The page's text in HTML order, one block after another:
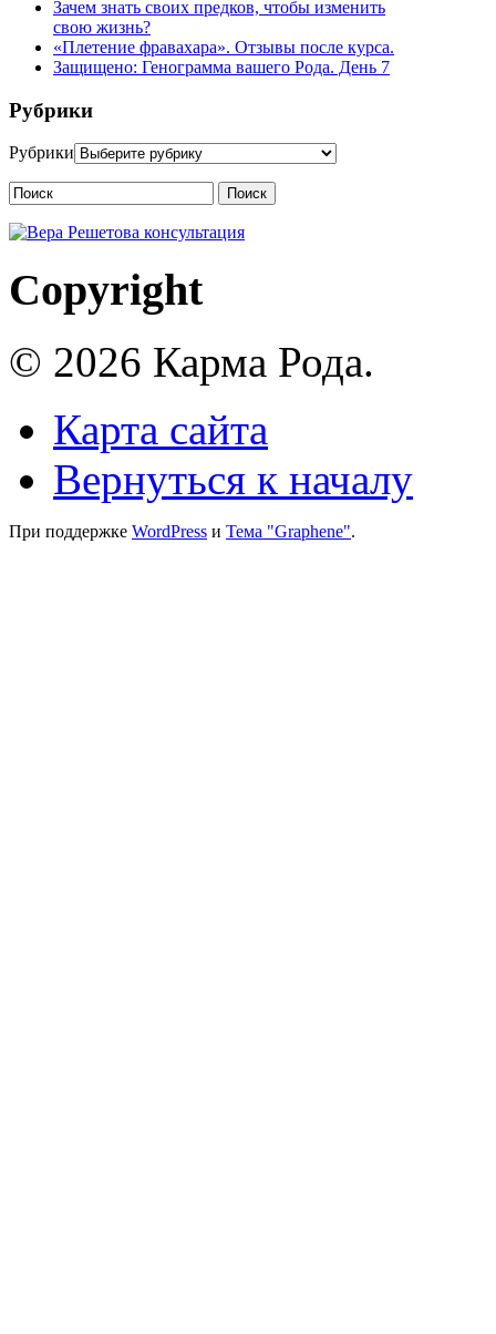
Зачем знать своих предков, чтобы изменить
свою жизнь?
«Плетение фравахара». Отзывы после курса.
Защищено: Генограмма вашего Рода. День 7
Рубрики
Рубрики
Поиск
Copyright
© 2026 Карма Рода.
Карта сайта
Вернуться к началу
При поддержке WordPress и Тема "Graphene".